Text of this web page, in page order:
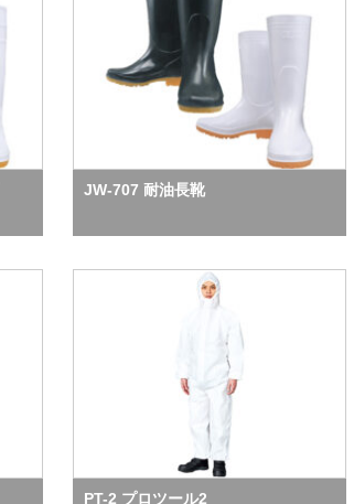
JW-707 耐油長靴
PT-2 プロツール2